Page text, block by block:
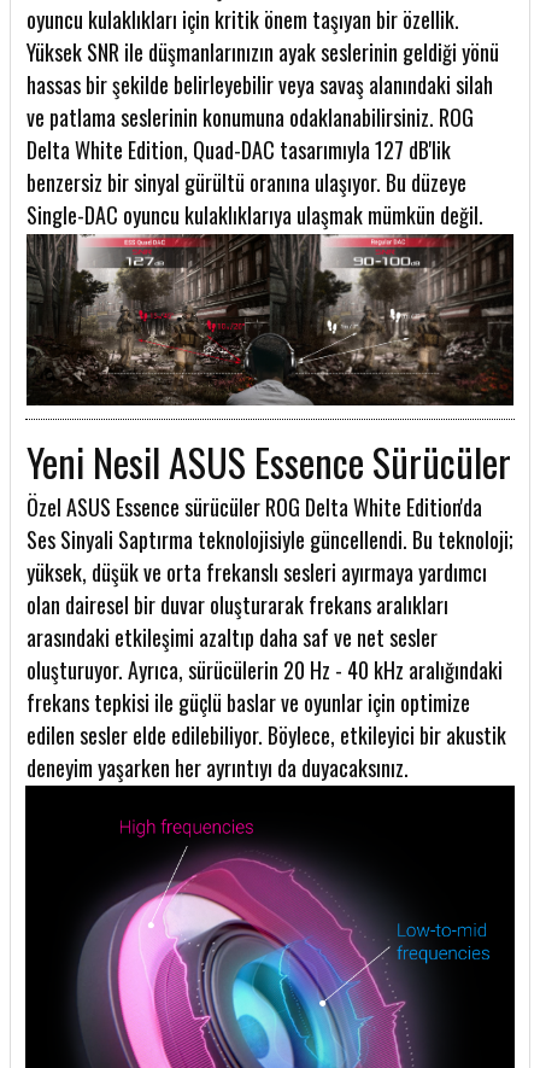
oyuncu kulaklıkları için kritik önem taşıyan bir özellik.
Yüksek SNR ile düşmanlarınızın ayak seslerinin geldiği yönü
hassas bir şekilde belirleyebilir veya savaş alanındaki silah
ve patlama seslerinin konumuna odaklanabilirsiniz. ROG
Delta White Edition, Quad-DAC tasarımıyla 127 dB'lik
benzersiz bir sinyal gürültü oranına ulaşıyor. Bu düzeye
Single-DAC oyuncu kulaklıklarıya ulaşmak mümkün değil.
Yeni Nesil ASUS Essence Sürücüler
Özel ASUS Essence sürücüler ROG Delta White Edition'da
Ses Sinyali Saptırma teknolojisiyle güncellendi. Bu teknoloji;
yüksek, düşük ve orta frekanslı sesleri ayırmaya yardımcı
olan dairesel bir duvar oluşturarak frekans aralıkları
arasındaki etkileşimi azaltıp daha saf ve net sesler
oluşturuyor. Ayrıca, sürücülerin 20 Hz - 40 kHz aralığındaki
frekans tepkisi ile güçlü baslar ve oyunlar için optimize
edilen sesler elde edilebiliyor. Böylece, etkileyici bir akustik
deneyim yaşarken her ayrıntıyı da duyacaksınız.